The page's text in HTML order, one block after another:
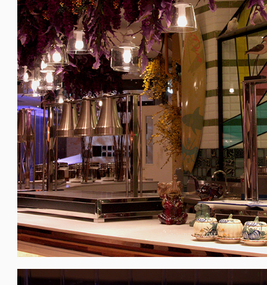
WWW.PZ-LC.COM